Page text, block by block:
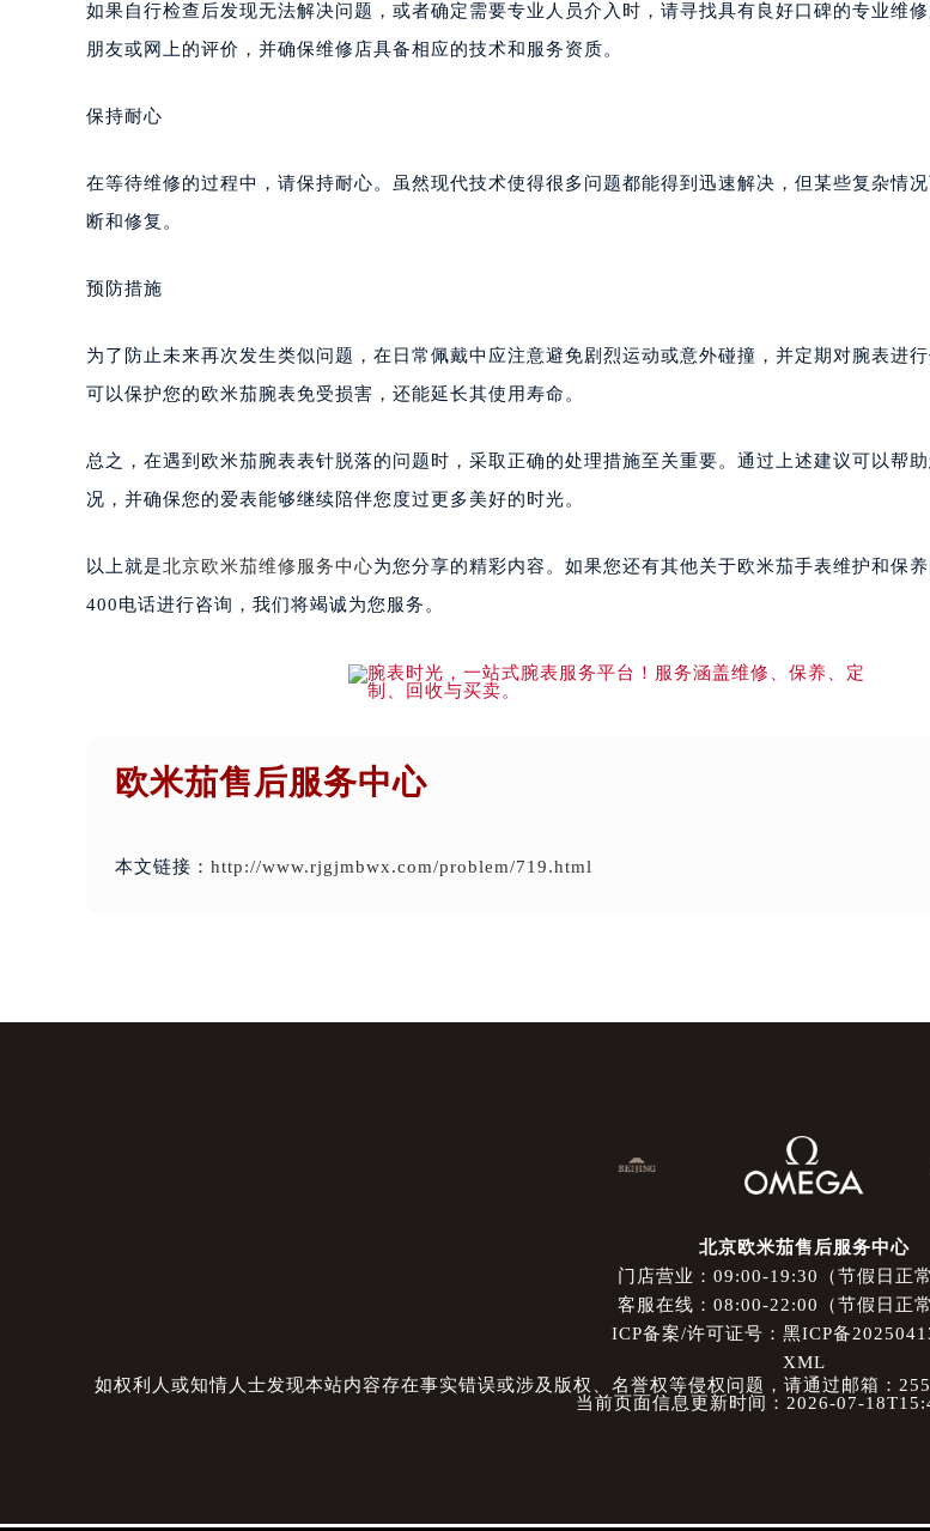
如果自行检查后发现无法解决问题，或者确定需要专业人员介入时，请寻找具有良好口碑的专业维
朋友或网上的评价，并确保维修店具备相应的技术和服务资质。
保持耐心
在等待维修的过程中，请保持耐心。虽然现代技术使得很多问题都能得到迅速解决，但某些复杂情
断和修复。
预防措施
为了防止未来再次发生类似问题，在日常佩戴中应注意避免剧烈运动或意外碰撞，并定期对腕表进
可以保护您的欧米茄腕表免受损害，还能延长其使用寿命。
总之，在遇到欧米茄腕表表针脱落的问题时，采取正确的处理措施至关重要。通过上述建议可以帮
况，并确保您的爱表能够继续陪伴您度过更多美好的时光。
以上就是北京欧米茄维修服务中心为您分享的精彩内容。如果您还有其他关于欧米茄手表维护和保
400电话进行咨询，我们将竭诚为您服务。
欧米茄售后服务中心
本文链接： http://www.rjgjmbwx.com/problem/719.html
北京欧米茄售后服务中心
门店营业：09:00-19:30（节假日正常
客服在线：08:00-22:00（节假日正常
ICP备案/许可证号：黑ICP备
XML
如权利人或知情人士发现本站内容存在事实错误或涉及版权、名誉权等侵权问题，请通过邮箱：
当前页面信息更新时间：2026-07-